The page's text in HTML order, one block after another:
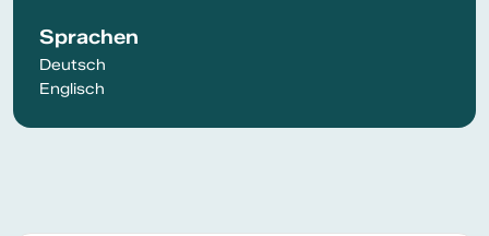
Sprachen
Deutsch
Englisch